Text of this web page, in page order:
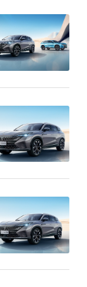
出色性能与
威超混eRX
电驱EDU
既要又要”。
合马力可达4
零百加速时
至1.4L，堪